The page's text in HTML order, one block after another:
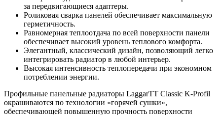
за передвигающиеся адаптеры.
Роликовая сварка панелей обеспечивает максимальную
герметичность.
Равномерная теплоотдача по всей поверхности панели
обеспечивает высокий уровень теплового комфорта.
Элегантный, классический дизайн, позволяющий легко
интегрировать радиатор в любой интерьер.
Высокая интенсивность теплопередачи при экономном
потреблении энергии.
Профильные панельные радиаторы LaggarTT Classic K-Profil
окрашиваются по технологии «горячей сушки»,
обеспечивающей повышенную прочность поверхности